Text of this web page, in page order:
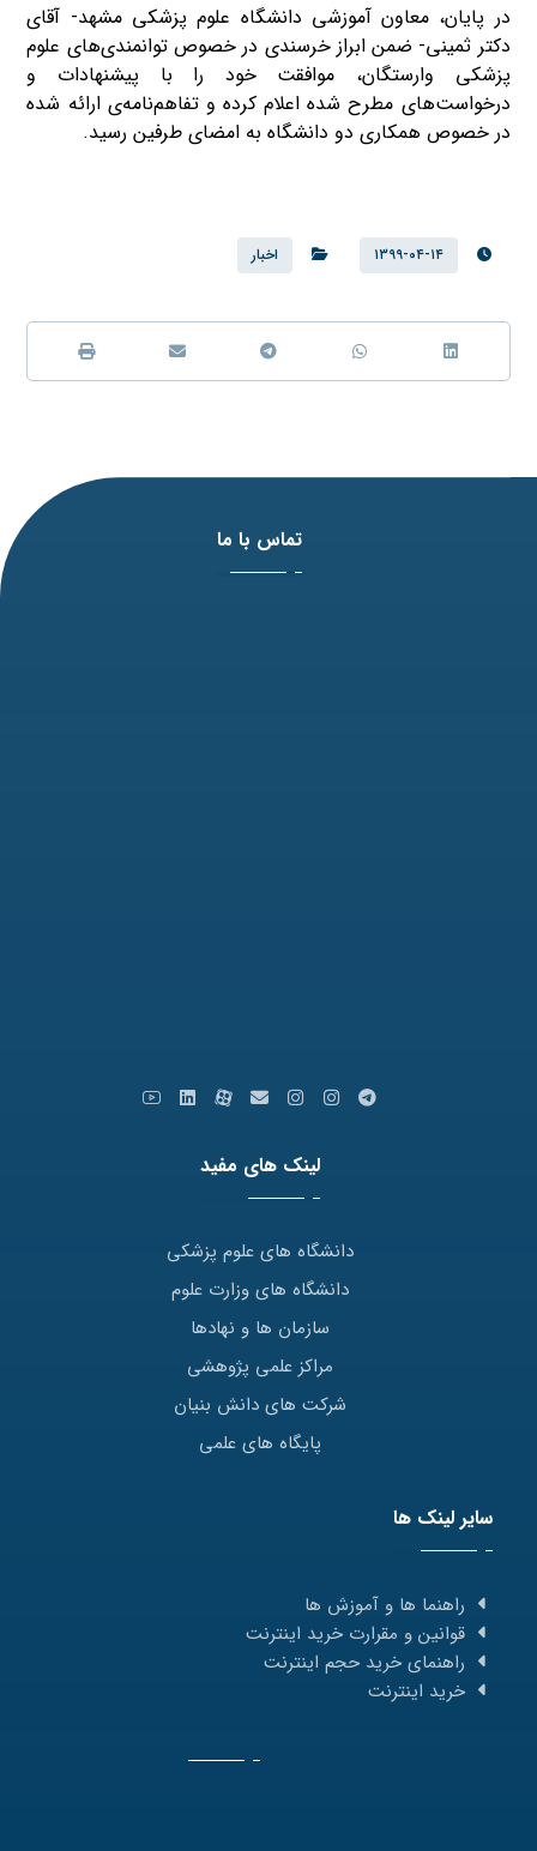
در پایان، معاون آموزشی دانشگاه علوم پزشکی مشهد- آقای
دکتر ثمینی- ضمن ابراز خرسندی در خصوص توانمندی‌های علوم
پزشکی وارستگان، موافقت خود را با پیشنهادات و
درخواست‌های مطرح شده اعلام کرده و تفاهم‌نامه‌ی ارائه شده
در خصوص همکاری دو دانشگاه به امضای طرفین رسید.
۱۳۹۹-۰۴-۱۴ اخبار
تماس با ما
لینک های مفید
دانشگاه های علوم پزشکی
دانشگاه های وزارت علوم
سازمان ها و نهادها
مراکز علمی پژوهشی
شرکت های دانش بنیان
پایگاه های علمی
سایر لینک ها
راهنما ها و آموزش ها
قوانین و مقرارت خرید اینترنت
راهنمای خرید حجم اینترنت
خرید اینترنت